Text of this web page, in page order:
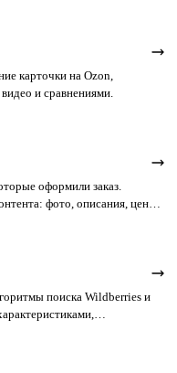
карточки на Ozon,
и сравнениями.
оформили заказ.
фото, описания, цены,
поиска Wildberries и